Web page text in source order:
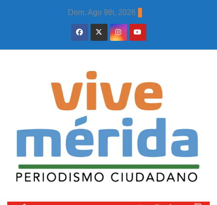
Dom. Ago 9th, 2026